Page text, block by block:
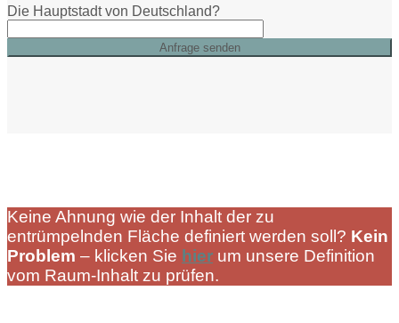
Die Hauptstadt von Deutschland?
Keine Ahnung wie der Inhalt der zu
entrümpelnden Fläche definiert werden soll? Kein
Problem – klicken Sie hier um unsere Definition
vom Raum-Inhalt zu prüfen.